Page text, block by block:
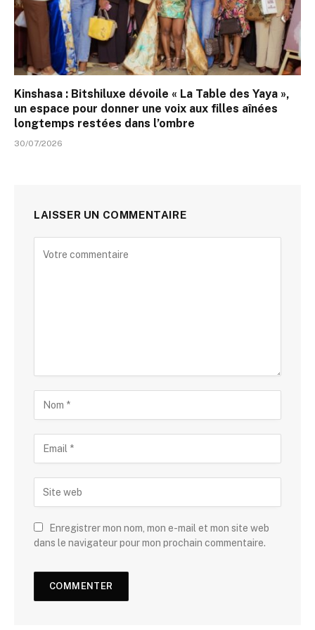
Kinshasa : Bitshiluxe dévoile « La Table des Yaya »,
un espace pour donner une voix aux filles aînées
longtemps restées dans l’ombre
30/07/2026
LAISSER UN COMMENTAIRE
Enregistrer mon nom, mon e-mail et mon site web
dans le navigateur pour mon prochain commentaire.